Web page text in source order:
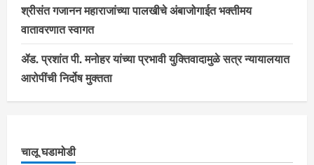
श्रीसंत गजानन महाराजांच्या पालखीचे अंबाजोगाईत भक्तीमय
वातावरणात स्वागत
ॲड. प्रशांत पी. मनोहर यांच्या प्रभावी युक्तिवादामुळे सत्र न्यायालयात
आरोपींची निर्दोष मुक्तता
चालू घडामोडी